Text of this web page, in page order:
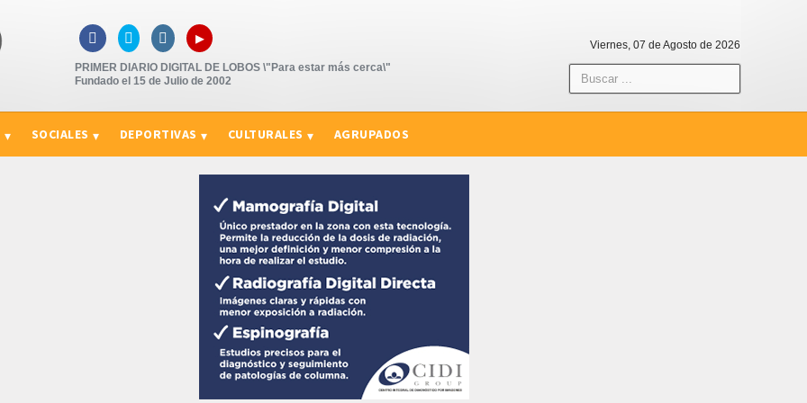
   ▸
PRIMER DIARIO DIGITAL DE LOBOS \"Para estar más cerca\"
Fundado el 15 de Julio de 2002
Viernes, 07 de Agosto de 2026
SOCIALES DEPORTIVAS CULTURALES AGRUPADOS